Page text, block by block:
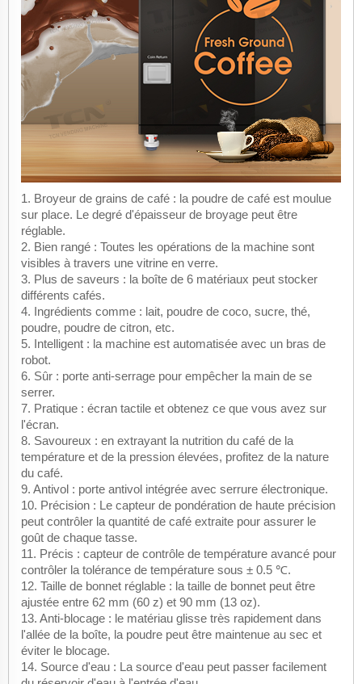
1. Broyeur de grains de café : la poudre de café est moulue
sur place. Le degré d'épaisseur de broyage peut être
réglable.
2. Bien rangé : Toutes les opérations de la machine sont
visibles à travers une vitrine en verre.
3. Plus de saveurs : la boîte de 6 matériaux peut stocker
différents cafés.
4. Ingrédients comme : lait, poudre de coco, sucre, thé,
poudre, poudre de citron, etc.
5. Intelligent : la machine est automatisée avec un bras de
robot.
6. Sûr : porte anti-serrage pour empêcher la main de se
serrer.
7. Pratique : écran tactile et obtenez ce que vous avez sur
l'écran.
8. Savoureux : en extrayant la nutrition du café de la
température et de la pression élevées, profitez de la nature
du café.
9. Antivol : porte antivol intégrée avec serrure électronique.
10. Précision : Le capteur de pondération de haute précision
peut contrôler la quantité de café extraite pour assurer le
goût de chaque tasse.
11. Précis : capteur de contrôle de température avancé pour
contrôler la tolérance de température sous ± 0.5 ℃.
12. Taille de bonnet réglable : la taille de bonnet peut être
ajustée entre 62 mm (60 z) et 90 mm (13 oz).
13. Anti-blocage : le matériau glisse très rapidement dans
l'allée de la boîte, la poudre peut être maintenue au sec et
éviter le blocage.
14. Source d'eau : La source d'eau peut passer facilement